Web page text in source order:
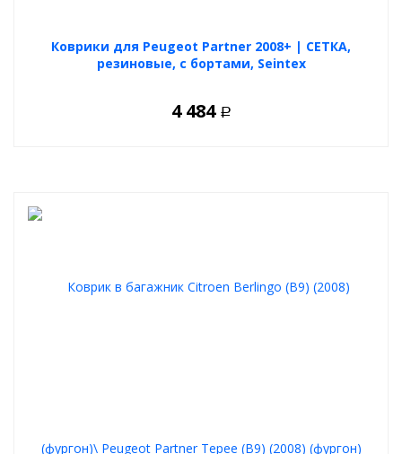
Коврики для Peugeot Partner 2008+ | СЕТКА,
резиновые, с бортами, Seintex
4 484 Р